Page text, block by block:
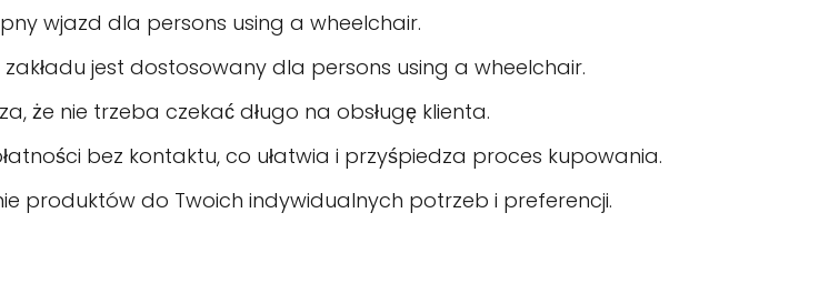
wjazd dla persons using a wheelchair.
jest dostosowany dla persons using a wheelchair.
że nie trzeba czekać długo na obsługę klienta.
bez kontaktu, co ułatwia i przyśpiedza proces kupowania.
produktów do Twoich indywidualnych potrzeb i preferencji.